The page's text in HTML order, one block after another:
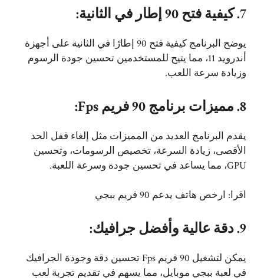
7. كيفية فتح 90 إطار في الثانية:
يوضح البرنامج كيفية فتح 90 إطارًا في الثانية على أجهزة
أندرويد 11، مما يتيح للمستخدمين تحسين جودة الرسوم
وزيادة سرعة اللعب.
8. مميزات برنامج 90 فريم Fps:
يقدم البرنامج العديد من المميزات مثل إلغاء قفل الحد
الأقصى، زيادة السرعة، تخصيص الرسومات، وتحسين
GPU، مما يساعد في تحسين جودة وسرعة اللعبة.
اقرا: ارخص هاتف يدعم 90 فريم ببجي
9. دقة عالية وأفضل جرافيك:
يمكن لتشغيل 90 فريم Fps تحسين دقة وجودة الجرافيك
في لعبة ببجي موبايل، مما يسهم في تقديم تجربة لعب